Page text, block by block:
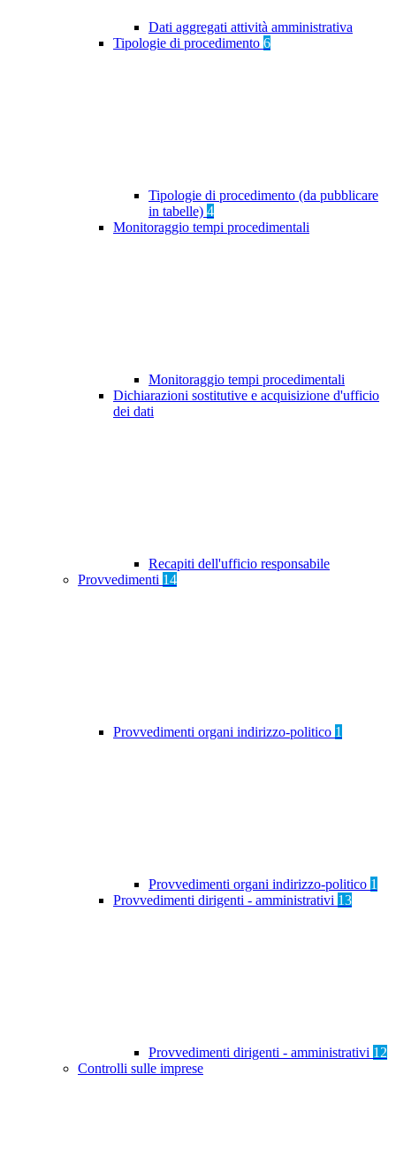
Dati aggregati attività amministrativa
Tipologie di procedimento 6
Tipologie di procedimento (da pubblicare
in tabelle) 4
Monitoraggio tempi procedimentali
Monitoraggio tempi procedimentali
Dichiarazioni sostitutive e acquisizione d'ufficio
dei dati
Recapiti dell'ufficio responsabile
Provvedimenti 14
Provvedimenti organi indirizzo-politico 1
Provvedimenti organi indirizzo-politico 1
Provvedimenti dirigenti - amministrativi 13
Provvedimenti dirigenti - amministrativi 12
Controlli sulle imprese